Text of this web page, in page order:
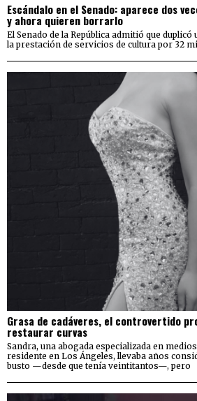
Escándalo en el Senado: aparece dos
y ahora quieren borrarlo
El Senado de la República admitió que
la prestación de servicios de cultura por 32
Grasa de cadáveres, el controvertido
restaurar curvas
Sandra, una abogada especializada en
residente en Los Ángeles, llevaba años
busto —desde que tenía veintitantos—, pero